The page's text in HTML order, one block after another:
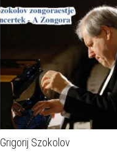
Grigorij Szokolov